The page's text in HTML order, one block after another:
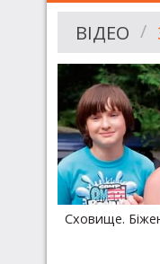
ВІДЕО
Сховище.